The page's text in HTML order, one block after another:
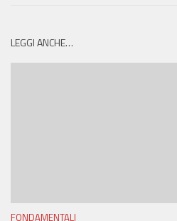
LEGGI ANCHE…
FONDAMENTALI